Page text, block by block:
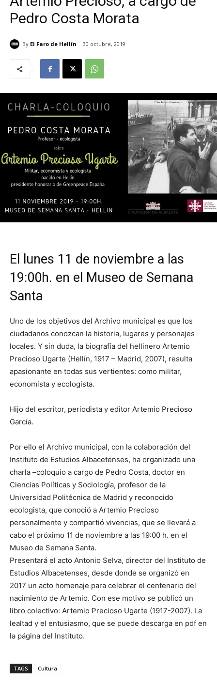
Pedro Costa Morata
By El Faro de Hellín 30 octubre, 2019
El lunes 11 de noviembre a las
19:00h. en el Museo de Semana
Santa
Uno de los objetivos del Archivo municipal es que los
ciudadanos conozcan la historia, lugares y personajes
locales. Y sin duda, la biografía del hellinero Artemio
Precioso Ugarte (Hellín, 1917 – Madrid, 2007), resulta
apasionante en todas sus vertientes: como militar,
economista y ecologista.
Hijo del escritor, periodista y editor Artemio Precioso
García.
Por ello el Archivo municipal, con la colaboración del
Instituto de Estudios Albacetenses, ha organizado una
charla –coloquio a cargo de Pedro Costa, doctor en
Ciencias Políticas y Sociología, profesor de la
Universidad Politécnica de Madrid y reconocido
ecologista, que conoció a Artemio Precioso
personalmente y compartió vivencias, que se llevará a
cabo el próximo 11 de noviembre a las 19:00 h. en el
Museo de Semana Santa.
Presentará el acto Antonio Selva, director del Instituto de
Estudios Albacetenses, desde donde se organizó en
2017 un acto homenaje para celebrar el centenario del
nacimiento de Artemio. Con ese motivo se publicó un
libro colectivo: Artemio Precioso Ugarte (1917-2007). La
lealtad y el entusiasmo, que se puede descarga en pdf en
la página del Instituto.
TAGS Cultura